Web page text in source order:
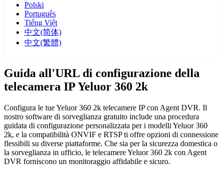
Polski
Português
Tiếng Việt
中文(简体)
中文(繁體)
Guida all'URL di configurazione della
telecamera IP Yeluor 360 2k
Configura le tue Yeluor 360 2k telecamere IP con Agent DVR. Il
nostro software di sorveglianza gratuito include una procedura
guidata di configurazione personalizzata per i modelli Yeluor 360
2k, e la compatibilità ONVIF e RTSP ti offre opzioni di connessione
flessibili su diverse piattaforme. Che sia per la sicurezza domestica o
la sorveglianza in ufficio, le telecamere Yeluor 360 2k con Agent
DVR forniscono un monitoraggio affidabile e sicuro.